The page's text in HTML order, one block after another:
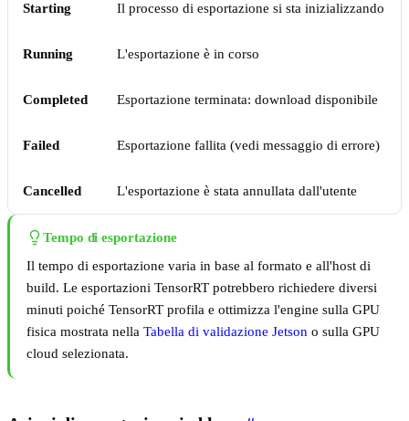
Starting Il processo di esportazione si sta inizializzando
Running L'esportazione è in corso
Completed Esportazione terminata: download disponibile
Failed Esportazione fallita (vedi messaggio di errore)
Cancelled L'esportazione è stata annullata dall'utente
Tempo di esportazione
Il tempo di esportazione varia in base al formato e all'host di
build. Le esportazioni TensorRT potrebbero richiedere diversi
minuti poiché TensorRT profila e ottimizza l'engine sulla GPU
fisica mostrata nella Tabella di validazione Jetson o sulla GPU
cloud selezionata.